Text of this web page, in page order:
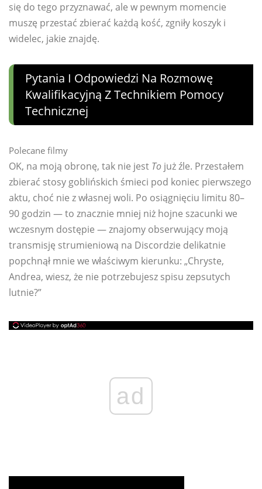
się do tego przyznawać, ale w pewnym momencie
muszę przestać zbierać każdą kość, zgniły koszyk i
widelec, jakie znajdę.
Pytania I Odpowiedzi Na Rozmowę
Kwalifikacyjną Z Technikiem Pomocy
Technicznej
Polecane filmy
OK, na moją obronę, tak nie jest To już źle. Przestałem
zbierać stosy goblińskich śmieci pod koniec pierwszego
aktu, choć nie z własnej woli. Po osiągnięciu limitu 80–
90 godzin — to znacznie mniej niż hojne szacunki we
wczesnym dostępie — znajomy obserwujący moją
transmisję strumieniową na Discordzie delikatnie
popchnął mnie we właściwym kierunku: „Chryste,
Andrea, wiesz, że nie potrzebujesz spisu zepsutych
lutnie?”
ad